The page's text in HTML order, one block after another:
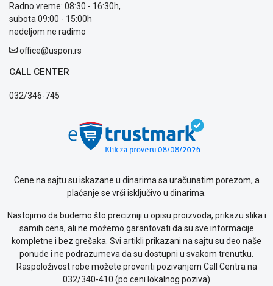
Radno vreme: 08:30 - 16:30h,
subota 09:00 - 15:00h
nedeljom ne radimo
office@uspon.rs
CALL CENTER
032/346-745
Cene na sajtu su iskazane u dinarima sa uračunatim porezom, a
plaćanje se vrši isključivo u dinarima.
Nastojimo da budemo što precizniji u opisu proizvoda, prikazu slika i
samih cena, ali ne možemo garantovati da su sve informacije
kompletne i bez grešaka. Svi artikli prikazani na sajtu su deo naše
ponude i ne podrazumeva da su dostupni u svakom trenutku.
Raspoloživost robe možete proveriti pozivanjem Call Centra na
032/340-410 (po ceni lokalnog poziva)